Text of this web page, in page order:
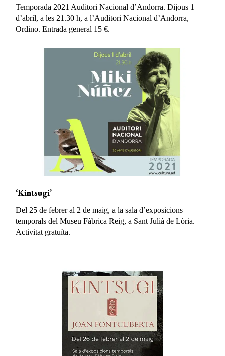
Temporada 2021 Auditori Nacional d’Andorra. Dijous 1
d’abril, a les 21.30 h, a l’Auditori Nacional d’Andorra,
Ordino. Entrada general 15 €.
‘Kintsugi’
Del 25 de febrer al 2 de maig, a la sala d’exposicions
temporals del Museu Fàbrica Reig, a Sant Julià de Lòria.
Activitat gratuïta.